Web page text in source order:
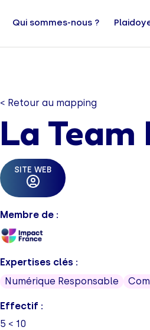
Qui sommes-nous ?
< Retour au mapping
La Team
SITE WEB
Membre de :
Expertises clés :
Numérique Responsable
Effectif :
5 < 10